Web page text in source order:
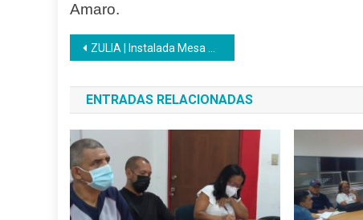
Amaro.
Navegación
de
entradas
ZULIA | Instalada Mesa Técnica del plan de certificación de Saberes y Haceres de bachilleres con participación Inces
ENTRADAS RELACIONADAS